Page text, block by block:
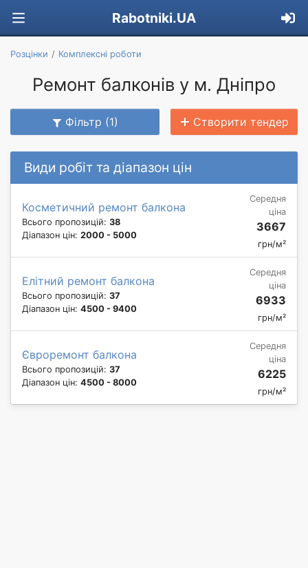
Rabotniki.UA
Розцінки Комплексні роботи
Ремонт балконів у м. Дніпро
Фільтр (1) Створити тендер
Види робіт та діапазон цін
Косметичний ремонт балкона
Всього пропозицій: 38
Діапазон цін: 2000 - 5000
Середня
ціна
3667
грн/м²
Елітний ремонт балкона
Всього пропозицій: 37
Діапазон цін: 4500 - 9400
Середня
ціна
6933
грн/м²
Євроремонт балкона
Всього пропозицій: 37
Діапазон цін: 4500 - 8000
Середня
ціна
6225
грн/м²